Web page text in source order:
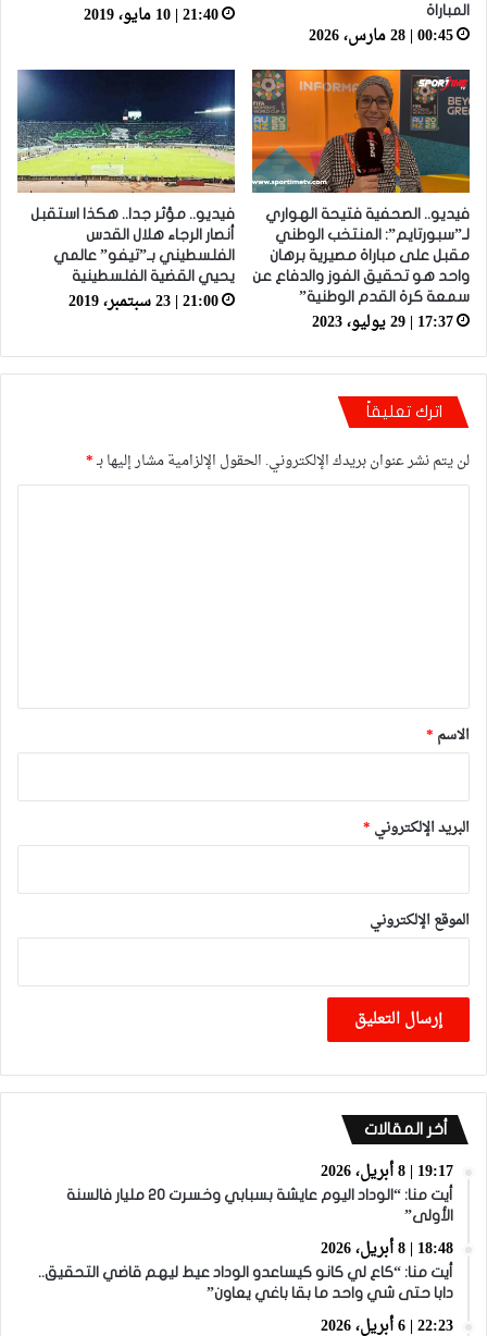
المباراة
00:45 | 28 مارس، 2026
21:40 | 10 مايو، 2019
فيديو.. الصحفية فتيحة الهواري
لـ”سبورتايم”: المنتخب الوطني
مقبل على مباراة مصيرية برهان
واحد هو تحقيق الفوز والدفاع عن
سمعة كرة القدم الوطنية”
17:37 | 29 يوليو، 2023
فيديو.. مؤثر جدا.. هكذا استقبل
أنصار الرجاء هلال القدس
الفلسطيني بـ”تيفو” عالمي
يحيي القضية الفلسطينية
21:00 | 23 سبتمبر، 2019
اترك تعليقاً
لن يتم نشر عنوان بريدك الإلكتروني. الحقول الإلزامية مشار إليها بـ*
*
الاسم *
البريد الإلكتروني *
الموقع الإلكتروني
أخر المقالات
19:17 | 8 أبريل، 2026
أيت منا: “الوداد اليوم عايشة بسبابي وخسرت 20 مليار فالسنة
الأولى”
18:48 | 8 أبريل، 2026
أيت منا: “كاع لي كانو كيساعدو الوداد عيط ليهم قاضي التحقيق..
دابا حتى شي واحد ما بقا باغي يعاون”
22:23 | 6 أبريل، 2026